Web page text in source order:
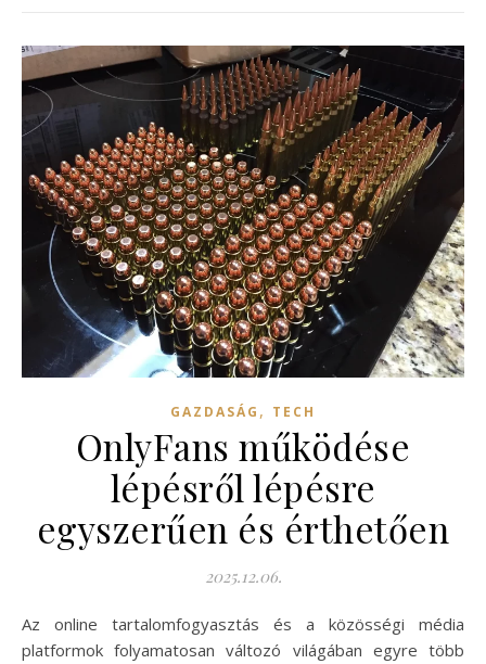
GAZDASÁG , TECH
OnlyFans működése
lépésről lépésre
egyszerűen és érthetően
2025.12.06.
Az online tartalomfogyasztás és a közösségi média
platformok folyamatosan változó világában egyre több